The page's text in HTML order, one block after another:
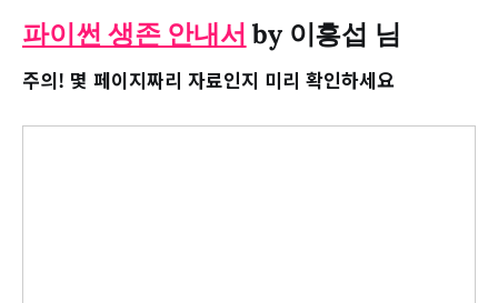
파이썬 생존 안내서 by 이흥섭 님
주의! 몇 페이지짜리 자료인지 미리 확인하세요